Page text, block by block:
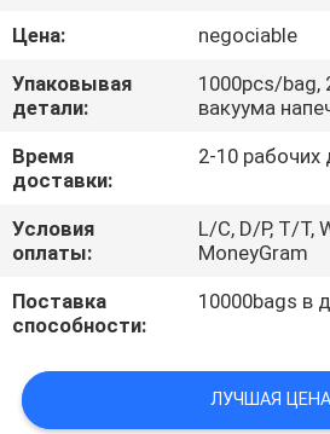
СВЯЖИТЕСЬ
МЫ
НОВОСТИ
СПРОСИТЕ
ЦИТАТУ
КАРТА
Цена:
negociable
Упаковывая
детали:
1000pcs/bag,
вакуума
Время
доставки:
2-10 рабочих
Условия
оплаты:
L/C, D/P, T/T,
MoneyGram
Поставка
способности:
10000bags в
ЛУЧШАЯ ЦЕНА